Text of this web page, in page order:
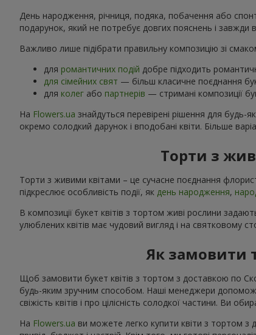
День народження, річниця, подяка, побачення або
подарунок, який не потребує довгих пояснень і завжди
Важливо лише підібрати правильну композицію зі
для романтичних подій добре підходить
для сімейних свят — більш класичне поєднання
для колег або партнерів — стримані композиції
На Flowers.ua знайдуться перевірені рішення для
окремо солодкий дарунок і вподобані квіти. Більше
Торти з
Торти з живими квітами – це сучасне поєднання
підкреслює особливість події, як день народження,
В композиції букет квітів з тортом живі рослини
улюблених квітів має чудовий вигляд і на святковому
Як замовити
Щоб замовити букет квітів з тортом з доставкою по
будь-яким зручним способом. Наші менеджери
свіжість квітів і про цілісність солодкої частини. Ви
На Flowers.ua ви можете легко купити квіти з тортом з